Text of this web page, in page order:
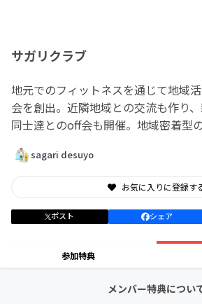
サガリクラブ
地元でのフィットネスを通じて地域
会を創出。近隣地域との交流も作り
同士達とのoff会も開催。地域密着型
sagari desuyo
お気に入りに登録す
ポスト シェア
参加特典
メンバー特典につい